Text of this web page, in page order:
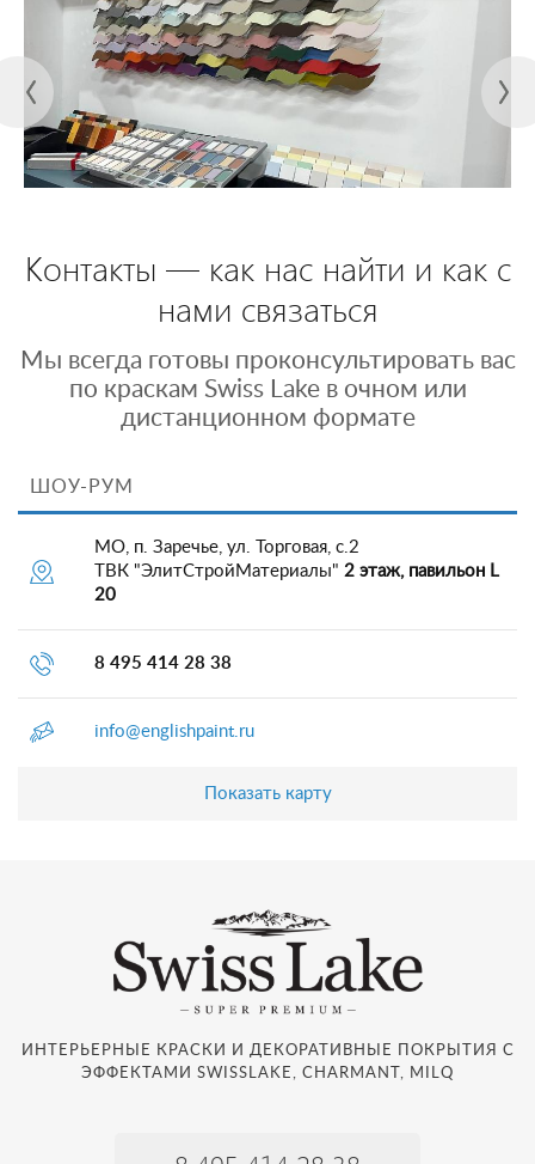
Контакты — как нас найти и как с
нами связаться
Мы всегда готовы проконсультировать вас
по краскам Swiss Lake в очном или
дистанционном формате
ШОУ-РУМ
МО, п. Заречье, ул. Торговая, с.2
ТВК "ЭлитСтройМатериалы" 2 этаж, павильон L
20
8 495 414 28 38
info@englishpaint.ru
Показать карту
ИНТЕРЬЕРНЫЕ КРАСКИ И ДЕКОРАТИВНЫЕ ПОКРЫТИЯ С
ЭФФЕКТАМИ SWISSLAKE, CHARMANT, MILQ